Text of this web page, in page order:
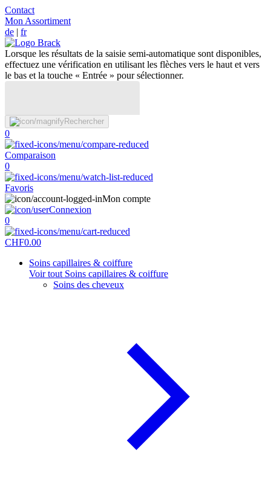
Contact
Mon Assortiment
de | fr
Lorsque les résultats de la saisie semi-automatique sont disponibles,
effectuez une vérification en utilisant les flèches vers le haut et vers
le bas et la touche « Entrée » pour sélectionner.
Rechercher
0
Comparaison
0
Favoris
Mon compte
Connexion
0
CHF0.00
Soins capillaires & coiffure
Voir tout Soins capillaires & coiffure
Soins des cheveux